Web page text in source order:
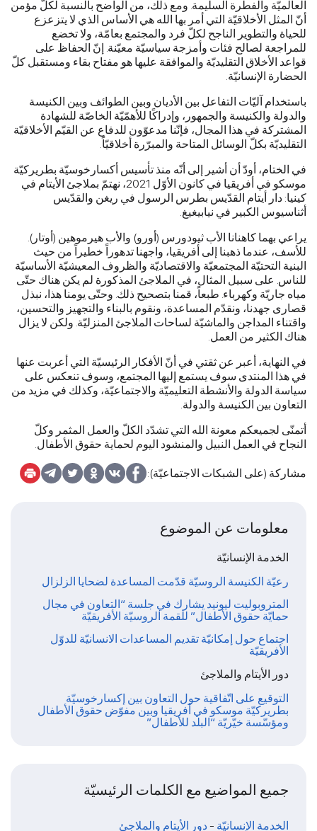
العالميّة والفطرة السليمة. ومع ذلك، من الواضح بالنسبة لكلّ مؤمن
أنّ المثل الأخلاقيّة التي أمر بها الله هي الأساس الذي لا يتزعزع
للحياة والتطوير الناجح لكلّ فرد والمجتمع بعامّة، ولا تخضع
للمراجعة لصالح فئات وأمزجة سياسيّة معيّنة. إنّ الحفاظ على
قواعد الأخلاق التقليديّة والموافقة عليها هو مفتاح بقاء ومستقبل كلّ
الحضارة الإنسانيّة.
باستخدام آليّات التفاعل بين الأديان وبين الطوائف وبين الكنيسة
والدولة والكنيسة والجمهور، وإدراكًا للأهمّيّة الخاصّة للشهادة
المشتركة في هذا المجال، فإنّنا مدعوّون للدفاع عن القيّم الأخلاقيّة
التقليديّة بكلّ الوسائل المتاحة والمبرّرة أخلاقيّاً.
في الختام، أودّ أن أشير إلى أنّه منذ تأسيس أكسارخوسيّة بطريركيّة
موسكو في أفريقيا في كانون الأوّل 2021، نهتمّ بملاجئ الأيتام في
كينيا: دار أيتام القدّيس بطرس الرسول في ريغن والقدّيس
أثناسيوس الكبير في نيابيغيغ.
يراعي بهما كاهنانا الأب ثيودورس (أورو) والأب هيرموهين (أوتار).
للأسف، عندما ذهبنا إلى أفريقيا، واجهنا تدهوراً خطيراً من حيث
البنية التحتيّة المجتمعيّة والاقتصاديّة والظروف المعيشيّة الأساسيّة
للناس. على سبيل المثال، في الملاجئ المذكورة لم يكن هناك حتّى
مياه جاريّة وكهرباء. طبعاً، قمنا بتصحيح ذلك. وحتّى يومنا هذا، نبذل
قصارى جهدنا، ونقدّم المساعدة، ونقوم بالبناء والتجهيز والتحسين،
واقتناء المداجن والماشيّة لساحات الملاجئ المنزليّة. ولكن لا يزال
هناك الكثير من العمل.
في النهاية، أعبر عن ثقتي في أنّ الأفكار الرئيسيّة التي أعربت عنها
في هذا المنتدى سوف يستمع إليها المجتمع، وسوف تنعكس على
سياسة الدولة والأنشطة التعليميّة والاجتماعيّة، وكذلك في مزيد من
التعاون بين الكنيسة والدولة.
أتمنّى لجميعكم معونة الله التي تشدّد الكلّ والعمل المثمر وكلّ
النجاح في العمل النبيل والمنشود اليوم لحماية حقوق الأطفال.
مشاركة (على الشبكات الاجتماعيّة):
معلومات عن الموضوع
الخدمة الإنسانيّة
رعيّة الكنيسة الروسيّة قدّمت المساعدة لضحايا الزلزال
المتروبوليت ليونيد يشارك في جلسة “التعاون في مجال
حمايّة حقوق الأطفال” للقمة الروسيّة الأفريقيّة
اجتماع حول إمكانيّة تقديم المساعدات الانسانيّة للدوّل
الأفريقيّة
دور الأيتام والملاجئ
التوقيع على اتّفاقية حول التعاون بين إكسارخوسيّة
بطريركيّة موسكو في أفريقيا وبين مفوّض حقوق الأطفال
ومؤسّسة خيّريّة “البلد للأطفال”
جميع المواضيع مع الكلمات الرئيسيّة
الخدمة الإنسانيّة -دور الأيتام والملاجئ